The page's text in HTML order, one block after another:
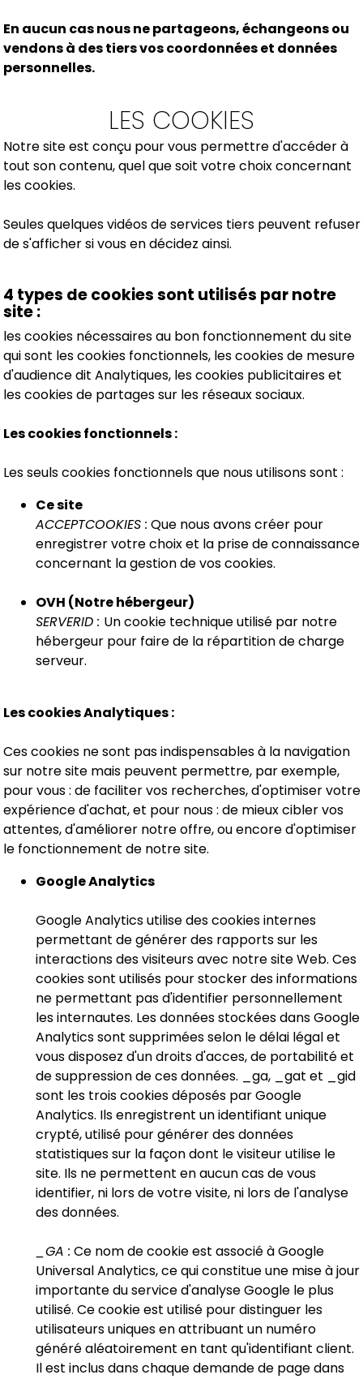
En aucun cas nous ne partageons, échangeons ou
vendons à des tiers vos coordonnées et données
personnelles.
LES COOKIES
Notre site est conçu pour vous permettre d'accéder à
tout son contenu, quel que soit votre choix concernant
les cookies.
Seules quelques vidéos de services tiers peuvent refuser
de s'afficher si vous en décidez ainsi.
4 types de cookies sont utilisés par notre
site :
les cookies nécessaires au bon fonctionnement du site
qui sont les cookies fonctionnels, les cookies de mesure
d'audience dit Analytiques, les cookies publicitaires et
les cookies de partages sur les réseaux sociaux.
Les cookies fonctionnels :
Les seuls cookies fonctionnels que nous utilisons sont :
Ce site
ACCEPTCOOKIES : Que nous avons créer pour
enregistrer votre choix et la prise de connaissance
concernant la gestion de vos cookies.
OVH (Notre hébergeur)
SERVERID : Un cookie technique utilisé par notre
hébergeur pour faire de la répartition de charge
serveur.
Les cookies Analytiques :
Ces cookies ne sont pas indispensables à la navigation
sur notre site mais peuvent permettre, par exemple,
pour vous : de faciliter vos recherches, d'optimiser votre
expérience d'achat, et pour nous : de mieux cibler vos
attentes, d'améliorer notre offre, ou encore d'optimiser
le fonctionnement de notre site.
Google Analytics
Google Analytics utilise des cookies internes
permettant de générer des rapports sur les
interactions des visiteurs avec notre site Web. Ces
cookies sont utilisés pour stocker des informations
ne permettant pas d'identifier personnellement
les internautes. Les données stockées dans Google
Analytics sont supprimées selon le délai légal et
vous disposez d'un droits d'acces, de portabilité et
de suppression de ces données. _ga, _gat et _gid
sont les trois cookies déposés par Google
Analytics. Ils enregistrent un identifiant unique
crypté, utilisé pour générer des données
statistiques sur la façon dont le visiteur utilise le
site. Ils ne permettent en aucun cas de vous
identifier, ni lors de votre visite, ni lors de l'analyse
des données.
_GA : Ce nom de cookie est associé à Google
Universal Analytics, ce qui constitue une mise à jour
importante du service d'analyse Google le plus
utilisé. Ce cookie est utilisé pour distinguer les
utilisateurs uniques en attribuant un numéro
généré aléatoirement en tant qu'identifiant client.
Il est inclus dans chaque demande de page dans